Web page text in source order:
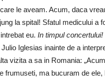
le aveam. Acum, daca
la spital! Sfatul medicului a
eu. In timpul concertului!
Iglesias inainte de a
vizita a sa in Romania:
frumuseti, ma bucuram de